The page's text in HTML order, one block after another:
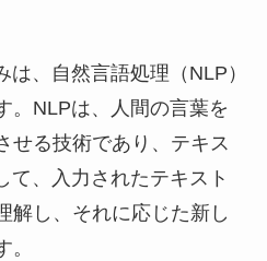
、自然言語処理（NLP）
。NLPは、人間の言葉を
せる技術であり、テキス
て、入力されたテキスト
解し、それに応じた新し